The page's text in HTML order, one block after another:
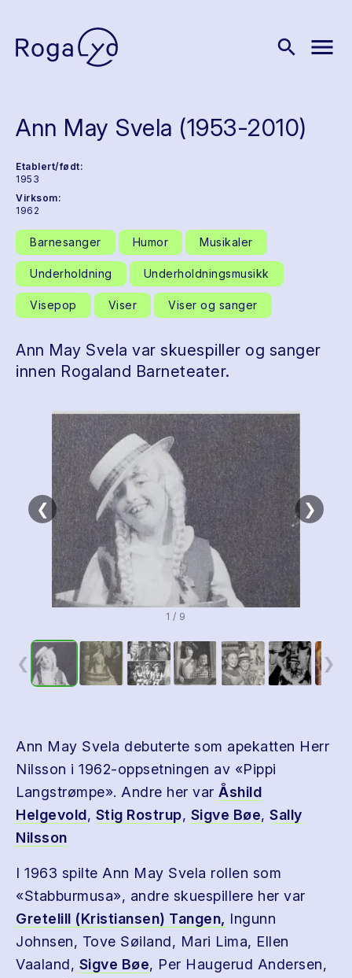
search menu
Ann May Svela (1953-2010)
Etablert/født:
1953
Virksom:
1962
Barnesanger Humor Musikaler
Underholdning Underholdningsmusikk
Visepop Viser Viser og sanger
Ann May Svela var skuespiller og sanger
innen Rogaland Barneteater.
❮ ❯
1 / 9
❮ ❯
Ann May Svela debuterte som apekatten Herr
Nilsson i 1962-oppsetningen av «Pippi
Langstrømpe». Andre her var Åshild
Helgevold, Stig Rostrup, Sigve Bøe, Sally
Nilsson
I 1963 spilte Ann May Svela rollen som
«Stabburmusa», andre skuespillere her var
Gretelill (Kristiansen) Tangen, Ingunn
Johnsen, Tove Søiland, Mari Lima, Ellen
Vaaland, Sigve Bøe, Per Haugerud Andersen,